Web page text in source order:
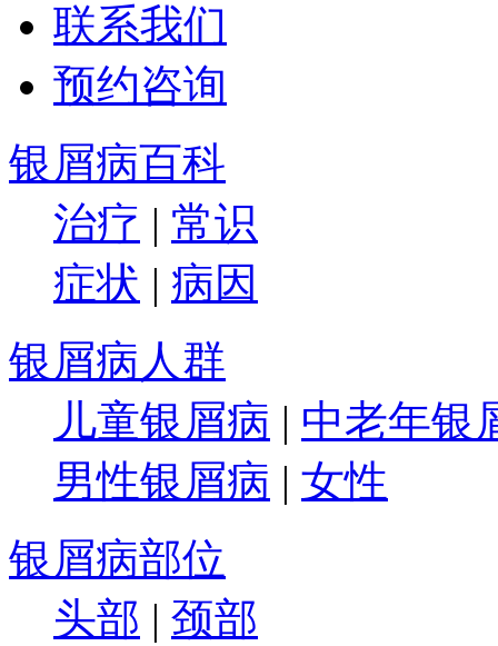
联系我们
预约咨询
银屑病百科
治疗 | 常识
症状 | 病因
银屑病人群
儿童银屑病 | 中老年银
男性银屑病 | 女性
银屑病部位
头部 | 颈部